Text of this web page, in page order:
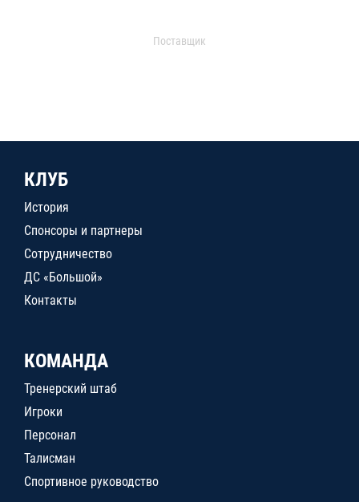
Поставщик
КЛУБ
История
Спонсоры и партнеры
Сотрудничество
ДС «Большой»
Контакты
КОМАНДА
Тренерский штаб
Игроки
Персонал
Талисман
Спортивное руководство